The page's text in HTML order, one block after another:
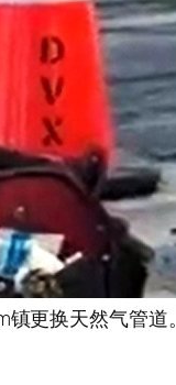
更换天然气管道。